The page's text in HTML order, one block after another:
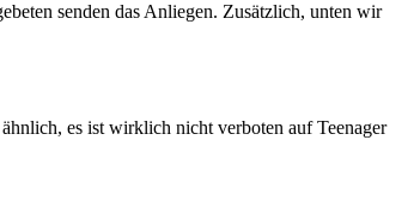
senden das Anliegen. Zusätzlich, unten wir
es ist wirklich nicht verboten auf Teenager